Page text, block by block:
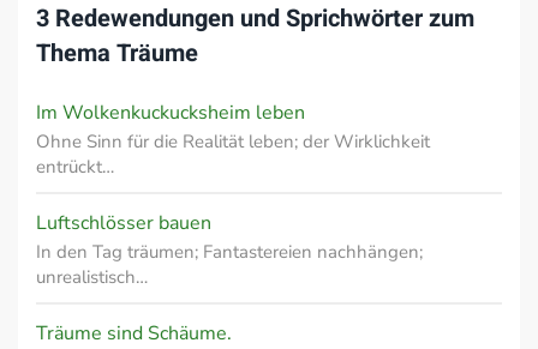
3 Redewendungen und Sprichwörter zum
Thema Träume
Im Wolkenkuckucksheim leben
Ohne Sinn für die Realität leben; der Wirklichkeit
entrückt…
Luftschlösser bauen
In den Tag träumen; Fantastereien nachhängen;
unrealistisch…
Träume sind Schäume.